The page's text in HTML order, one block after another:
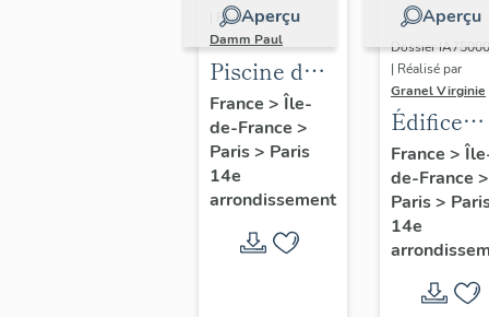
Aperçu
| Réalisé par
Damm Paul
Piscine de
la Cité
internationale
universitaire
de Paris et
salle de
boxe,
France > Île-
de-France >
Paris> Paris
14e
arrondissement
Aperçu
Dossier
| Réalisé par
Granel Virginie
Édifice
sportif
Espace
France >
de-France >
Paris>
14e